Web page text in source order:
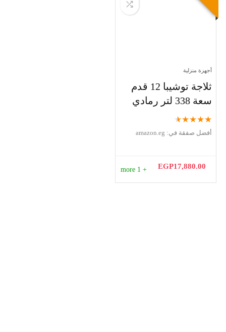
أجهزة منزلية
ثلاجة توشيبا 12 قدم
سعة 338 لتر رمادي
★
★
★
★
★
أفضل صفقة في: amazon.eg
EGP17,880.00
+ 1 more